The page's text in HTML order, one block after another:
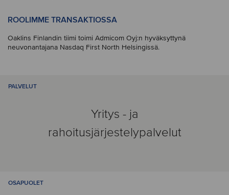
ROOLIMME TRANSAKTIOSSA
Oaklins Finlandin tiimi toimi Admicom Oyj:n hyväksyttynä
neuvonantajana Nasdaq First North Helsingissä.
PALVELUT
Yritys - ja
rahoitusjärjestelypalvelut
OSAPUOLET